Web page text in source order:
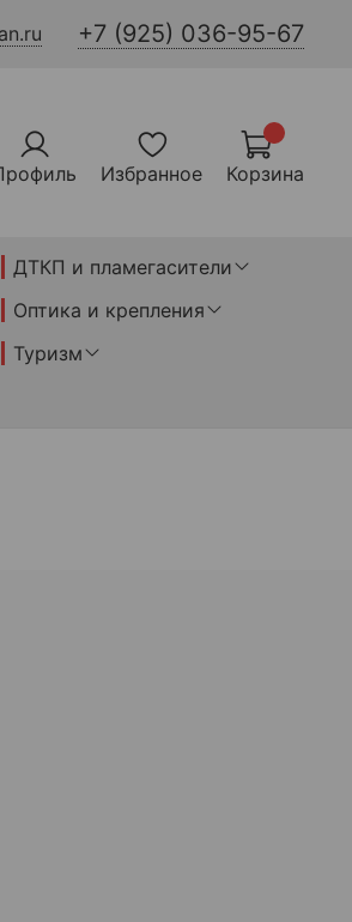
+7 (925) 036-95-67
Избранное Корзина
ДТКП и пламегасители
Оптика и крепления
Туризм